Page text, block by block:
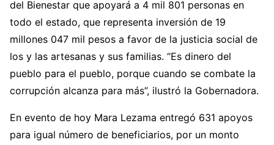
del Bienestar que apoyará a 4 mil 801 personas en
todo el estado, que representa inversión de 19
millones 047 mil pesos a favor de la justicia social de
los y las artesanas y sus familias. “Es dinero del
pueblo para el pueblo, porque cuando se combate la
corrupción alcanza para más”, ilustró la Gobernadora.
En evento de hoy Mara Lezama entregó 631 apoyos
para igual número de beneficiarios, por un monto